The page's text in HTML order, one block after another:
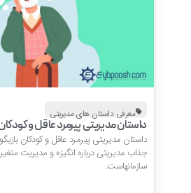
معرفی داستان های مدیریتی
داستان مدیریتی پیرمرد عاقل و کودکان
داستان مدیریتی پیرمرد عاقل و کودکان بازیگوش
جذاب مدیریتی درباره انگیزه و مدیریت
سازمانهاست.